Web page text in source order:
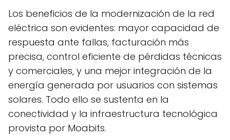
Los beneficios de la modernización de la red
eléctrica son evidentes: mayor capacidad de
respuesta ante fallas, facturación más
precisa, control eficiente de pérdidas técnicas
y comerciales, y una mejor integración de la
energía generada por usuarios con sistemas
solares. Todo ello se sustenta en la
conectividad y la infraestructura tecnológica
provista por Moabits.